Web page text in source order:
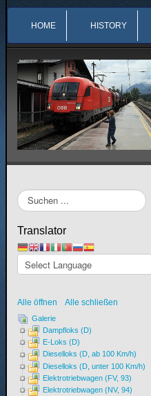
HOME HISTORY
Suchen
...
Translator
Alle öffnen Alle schließen
Galerie
Dampfloks (D)
E-Loks (D)
Dieselloks (D, ab 100 Km/h)
Dieselloks (D, unter 100 Km/h)
Elektrotriebwagen (FV, 93)
Elektrotriebwagen (NV, 94)